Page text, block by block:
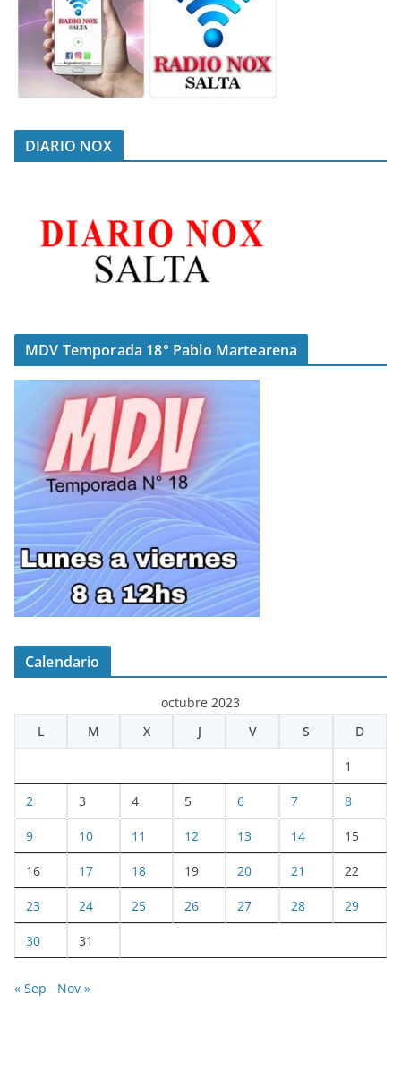
DIARIO NOX
MDV Temporada 18° Pablo Martearena
Calendario
octubre 2023
L
M X J V S D
1
2 3 4 5 6 7 8
9 10 11 12 13 14 15
16 17 18 19 20 21 22
23 24 25 26 27 28 29
30 31
« Sep Nov »